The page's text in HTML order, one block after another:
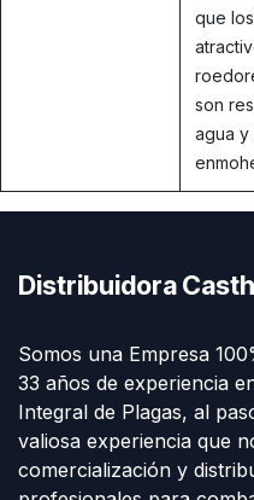
que
son
agua y
Distribuidora
Somos una Empresa
33 años de experiencia
Integral de Plagas, al
valiosa experiencia que
comercialización y